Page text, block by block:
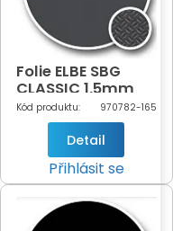
Folie ELBE SBG
CLASSIC 1,5mm
Antracite šíře
1,65m
(antracitová -
782)
Kód produktu: 970782-165
Detail
Přihlásit se